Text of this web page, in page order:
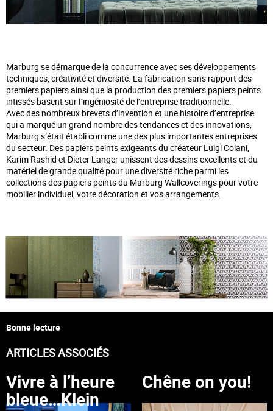
Marburg se démarque de la concurrence avec ses développements
techniques, créativité et diversité. La fabrication sans rapport des
premiers papiers ainsi que la production des premiers papiers peints
intissés basent sur l`ingéniosité de l’entreprise traditionnelle.
Avec des nombreux brevets d’invention et une histoire d’entreprise
qui a marqué un grand nombre des tendances et des innovations,
Marburg s’était établi comme une des plus importantes entreprises
du secteur. Des papiers peints exigeants du créateur Luigi Colani,
Karim Rashid et Dieter Langer unissent des dessins excellents et du
matériel de grande qualité pour une diversité riche parmi les
collections des papiers peints du Marburg Wallcoverings pour votre
mobilier individuel, votre décoration et vos arrangements.
Bonne lecture
ARTICLES ASSOCIÉS
Vivre à l’heure
bleue…Klein
Chêne on you!